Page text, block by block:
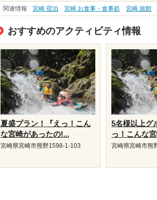
関連情報 宮崎 宿泊 宮崎 お食事・食事処 宮崎 旅館
おすすめのアクティビティ情報
夏盛プラン！『えっ！こん
な宮崎があったの!...
宮崎県宮崎市熊野1598-1-103
5名様以上グ
っ！こんな
宮崎県宮崎市熊